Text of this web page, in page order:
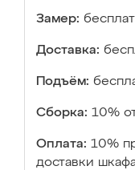
Замер:
Доставка:
Подъём:
Сборка: 10%
Оплата: 10%
доставки